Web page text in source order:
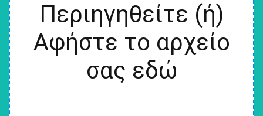
Περιηγηθείτε (ή)
Αφήστε το αρχείο
σας εδώ